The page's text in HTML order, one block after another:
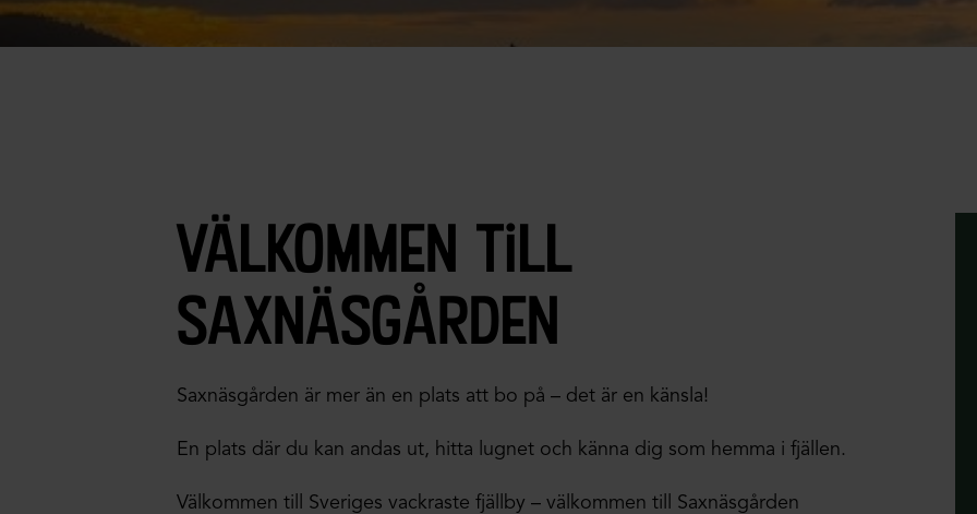
välkommen till
saxnäsgården
Saxnäsgården är mer än en plats att bo på – det är en känsla!
En plats där du kan andas ut, hitta lugnet och känna dig som hemma i fjällen.
Välkommen till Sveriges vackraste fjällby – välkommen till Saxnäsgården